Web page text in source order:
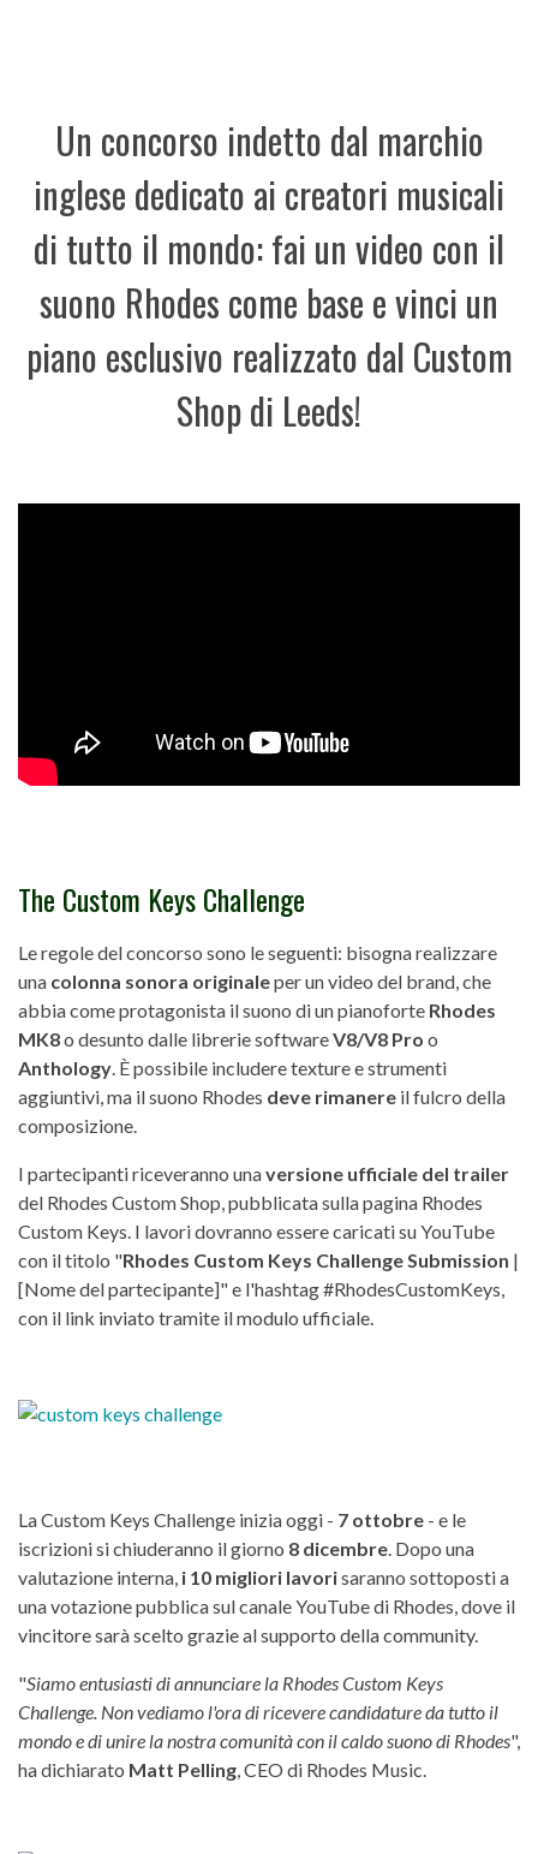
Un concorso indetto dal marchio
inglese dedicato ai creatori musicali
di tutto il mondo: fai un video con il
suono Rhodes come base e vinci un
piano esclusivo realizzato dal Custom
Shop di Leeds!
The Custom Keys Challenge
Le regole del concorso sono le seguenti: bisogna realizzare
una colonna sonora originaleper un video del brand, che
abbia come protagonista il suono di un pianoforte Rhodes
MK8o desunto dalle librerie softwareV8/V8 Pro o
Anthology . È possibile includere texture e strumenti
aggiuntivi, ma il suono Rhodes deve rimanere il fulcro della
composizione.
I partecipanti riceveranno unaversione ufficiale del trailer
del Rhodes Custom Shop, pubblicata sulla pagina Rhodes
Custom Keys. I lavori dovranno essere caricati su YouTube
con il titolo "Rhodes Custom Keys Challenge Submission |
[Nome del partecipante]" e l'hashtag #RhodesCustomKeys,
con il link inviato tramite il modulo ufficiale.
La Custom Keys Challenge inizia oggi - 7 ottobre - e le
iscrizioni si chiuderanno il giorno 8 dicembre . Dopo una
valutazione interna, i 10 migliori lavorisaranno sottoposti a
una votazione pubblica sul canale YouTube di Rhodes, dove il
vincitore sarà scelto grazie al supporto della community.
"Siamo entusiasti di annunciare la Rhodes Custom Keys
Challenge. Non vediamo l'ora di ricevere candidature da tutto il
mondo e di unire la nostra comunità con il caldo suono di Rhodes",
ha dichiarato Matt Pelling , CEO di Rhodes Music.